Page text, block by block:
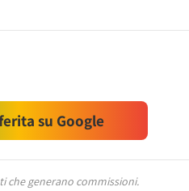
su Google
che generano commissioni.